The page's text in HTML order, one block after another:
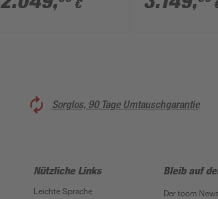
298,5 x 209 x 242,5
€
Sorglos, 90 Tage Umtauschgarantie
Nützliche Links
Leichte Sprache
Bleib auf
Der toom